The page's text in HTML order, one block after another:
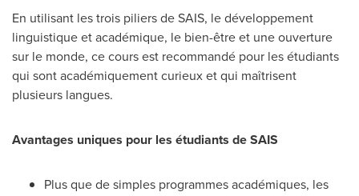
En utilisant les trois piliers de SAIS, le développement
linguistique et académique, le bien-être et une ouverture
sur le monde, ce cours est recommandé pour les étudiants
qui sont académiquement curieux et qui maîtrisent
plusieurs langues.
Avantages uniques pour les étudiants de SAIS
Plus que de simples programmes académiques, les